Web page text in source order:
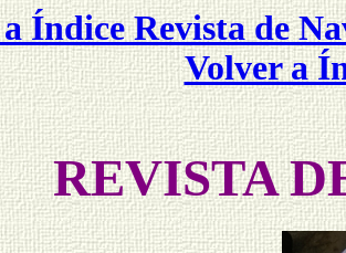
Índice Revista de
Volver a
REVISTA